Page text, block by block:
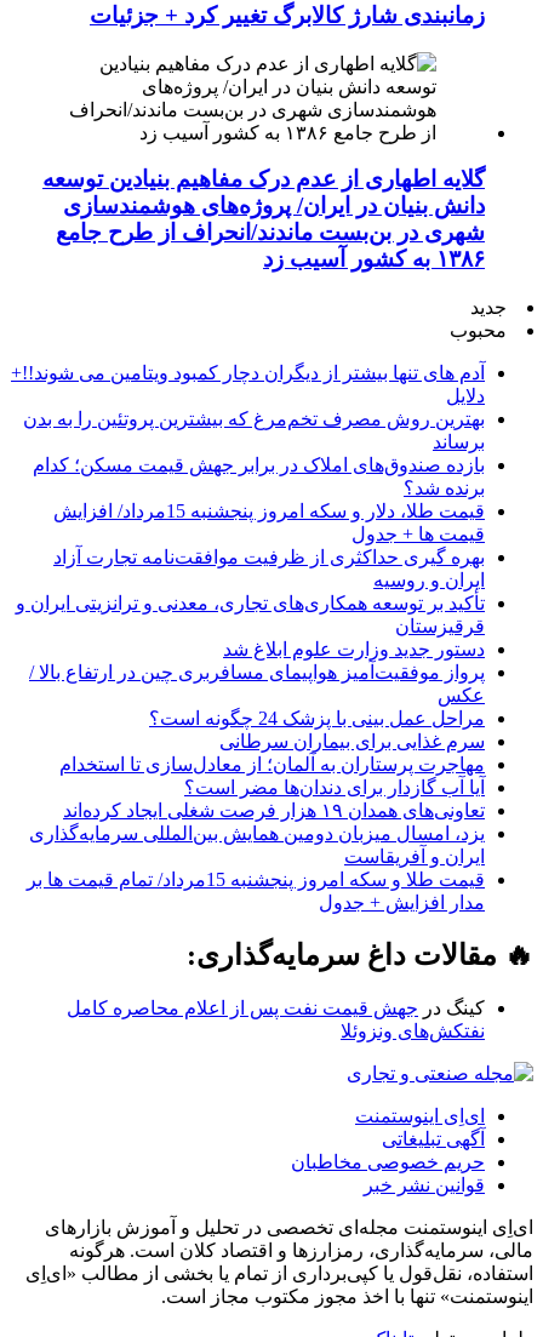
زمانبندی شارژ کالابرگ تغییر کرد + جزئیات
گلایه اطهاری از عدم درک مفاهیم بنیادین توسعه
دانش بنیان در ایران/ پروژه‌های هوشمندسازی
شهری در بن‌بست ماندند/انحراف از طرح جامع
۱۳۸۶ به کشور آسیب زد
جدید
محبوب
آدم های تنها بیشتر از دیگران دچار کمبود ویتامین می شوند!!+
دلایل
بهترین روش مصرف تخم‌مرغ که بیشترین پروتئین را به بدن
برساند
بازده صندوق‌های املاک در برابر جهش قیمت مسکن؛ کدام
برنده شد؟
قیمت طلا، دلار و سکه امروز پنجشنبه 15مرداد/ افزایش
قیمت ها + جدول
بهره گیری حداکثری از ظرفیت موافقت‌نامه تجارت آزاد
ایران و روسیه
تأکید بر توسعه همکاری‌های تجاری، معدنی و ترانزیتی ایران و
قرقیزستان
دستور جدید وزارت علوم ابلاغ شد
پرواز موفقیت‌آمیز هواپیمای مسافربری چین در ارتفاع بالا /
عکس
مراحل عمل بینی با پزشک 24 چگونه است؟
سرم غذایی برای بیماران سرطانی
مهاجرت پرستاران به آلمان؛ از معادل‌سازی تا استخدام
آیا آب گازدار برای دندان‌ها مضر است؟
تعاونی‌های همدان ۱۹ هزار فرصت شغلی ایجاد کرده‌اند
یزد، امسال میزبان دومین همایش بین‌المللی سرمایه‌گذاری
ایران و آفریقاست
قیمت طلا و سکه امروز پنجشنبه 15مرداد/ تمام قیمت ها بر
مدار افزایش + جدول
🔥 مقالات داغ سرمایه‌گذاری:
کینگ در جهش قیمت نفت پس از اعلام محاصره کامل
نفتکش‌های ونزوئلا
ای‌اِی اینوستمنت
آگهی تبلیغاتی
حریم خصوصی مخاطبان
قوانین نشر خبر
ای‌اِی اینوستمنت مجله‌ای تخصصی در تحلیل و آموزش بازارهای
مالی، سرمایه‌گذاری، رمزارزها و اقتصاد کلان است. هرگونه
استفاده، نقل‌قول یا کپی‌برداری از تمام یا بخشی از مطالب «ای‌اِی
اینوستمنت» تنها با اخذ مجوز مکتوب مجاز است.